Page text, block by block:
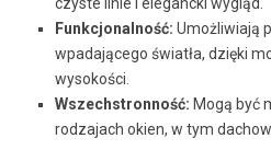
czyste linie i elegancki wygląd.
Funkcjonalność: Umożliwiają
wpadającego światła, dzięki
wysokości.
Wszechstronność: Mogą być
rodzajach okien, w tym